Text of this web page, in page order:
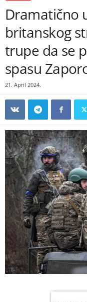
Dramatično
britanskog
trupe da se
spasu
21. April 2024.